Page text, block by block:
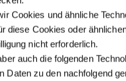
Cookies und ähnliche
diese Cookies oder
nicht erforderlich.
auch die folgenden
Daten zu den nachfolgend